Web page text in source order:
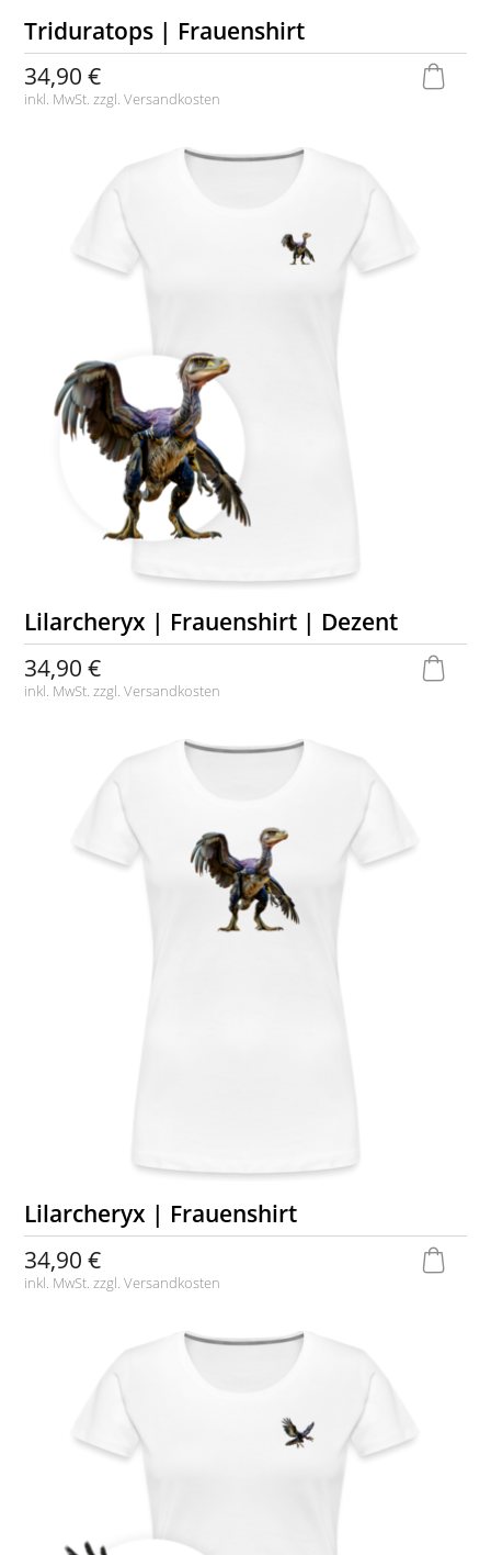
Triduratops | Frauenshirt
34,90 €
inkl. MwSt. zzgl.Versandkosten
Lilarcheryx | Frauenshirt | Dezent
34,90 €
inkl. MwSt. zzgl.Versandkosten
Lilarcheryx | Frauenshirt
34,90 €
inkl. MwSt. zzgl.Versandkosten